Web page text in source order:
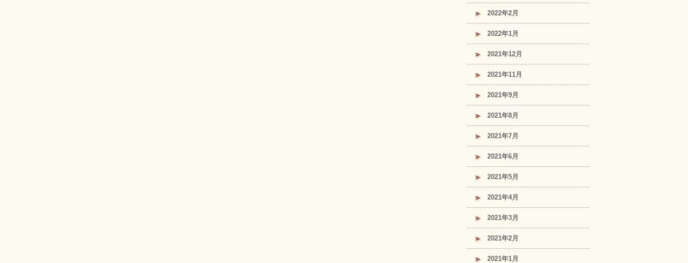
2022年2月
2022年1月
2021年12月
2021年11月
2021年9月
2021年8月
2021年7月
2021年6月
2021年5月
2021年4月
2021年3月
2021年2月
2021年1月